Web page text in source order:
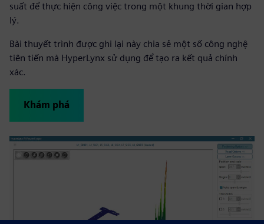
suất để thực hiện công việc trong một khung thời gian hợp
lý.
Bài thuyết trình được ghi lại này chia sẻ một số công nghệ
tiên tiến mà HyperLynx sử dụng để tạo ra kết quả chính
xác.
Khám phá